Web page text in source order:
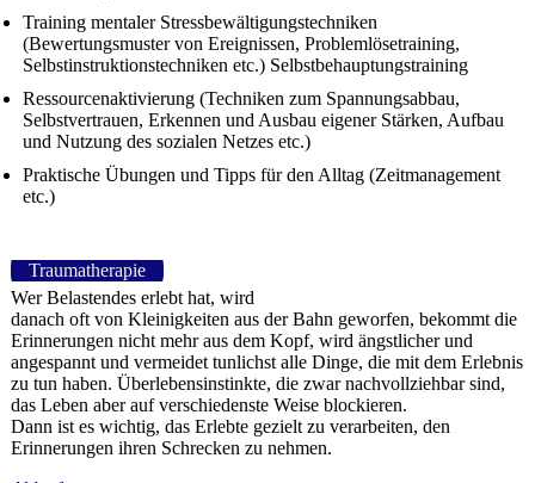
Training mentaler Stressbewältigungs­techniken
(Bewertungsmuster von Ereignissen, Problemlösetraining,
Selbstinstruktionstechniken etc.) Selbstbehauptungstraining
Ressourcenaktivierung (Techniken zum Spannungsabbau,
Selbstvertrauen, Erkennen und Ausbau eigener Stärken, Aufbau
und Nutzung des sozialen Netzes etc.)
Praktische Übungen und Tipps für den Alltag (Zeitmanagement
etc.)
Traumatherapie
Wer Belastendes erlebt hat, wird
danach oft von Kleinigkeiten aus der Bahn geworfen, bekommt die
Erinnerungen nicht mehr aus dem Kopf, wird ängstlicher und
angespannt und vermeidet tunlichst alle Dinge, die mit dem Erlebnis
zu tun haben. Überlebensinstinkte, die zwar nachvollziehbar sind,
das Leben aber auf verschiedenste Weise blockieren.
Dann ist es wichtig, das Erlebte gezielt zu verarbeiten, den
Erinnerungen ihren Schrecken zu nehmen.